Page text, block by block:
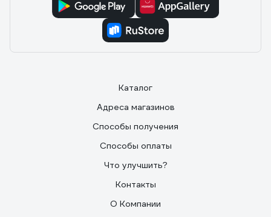
Каталог
Адреса магазинов
Способы получения
Способы оплаты
Что улучшить?
Контакты
О Компании